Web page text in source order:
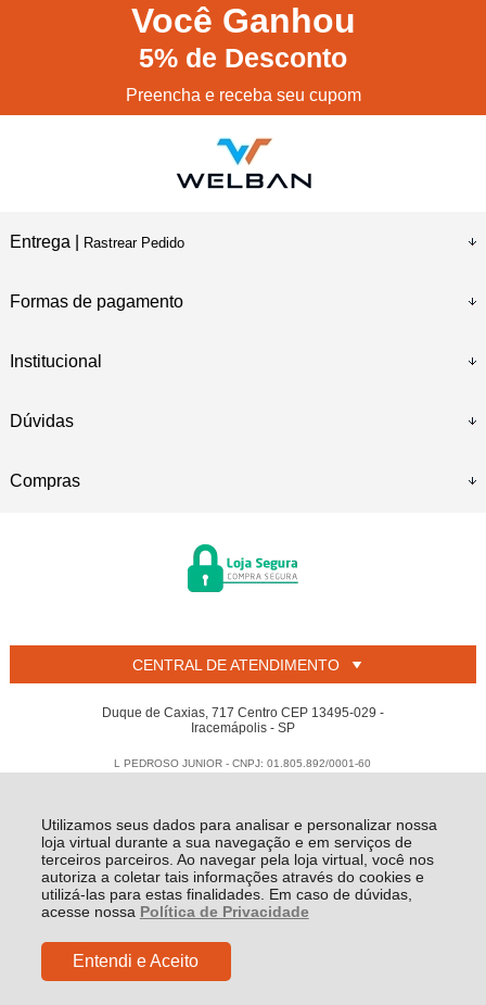
Utilizamos seus dados para analisar e personalizar nossa
loja virtual durante a sua navegação e em serviços de
terceiros parceiros. Ao navegar pela loja virtual, você nos
autoriza a coletar tais informações através do cookies e
utilizá-las para estas finalidades. Em caso de dúvidas,
acesse nossa Política de Privacidade
Entendi e Aceito
Você Ganhou
5% de Desconto
Preencha e receba seu cupom
Entrega | Rastrear Pedido
Formas de pagamento
Institucional
Dúvidas
Compras
CENTRAL DE ATENDIMENTO
Duque de Caxias, 717 Centro CEP 13495-029 -
Iracemápolis - SP
L PEDROSO JUNIOR - CNPJ: 01.805.892/0001-60